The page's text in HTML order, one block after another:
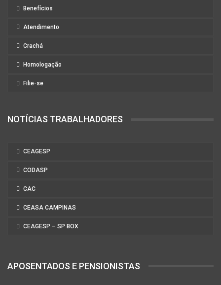
Benefícios
Atendimento
Crachá
Homologação
Filie-se
NOTÍCIAS TRABALHADORES
CEAGESP
CODASP
CAC
CEASA CAMPINAS
CEAGESP – SP BOX
APOSENTADOS E PENSIONISTAS